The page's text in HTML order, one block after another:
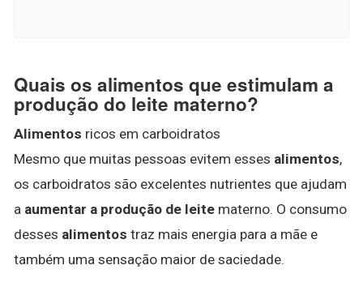
Quais os alimentos que estimulam a
produção do leite materno?
Alimentos ricos em carboidratos
Mesmo que muitas pessoas evitem esses alimentos,
os carboidratos são excelentes nutrientes que ajudam
a aumentar a produção de leite materno. O consumo
desses alimentos traz mais energia para a mãe e
também uma sensação maior de saciedade.